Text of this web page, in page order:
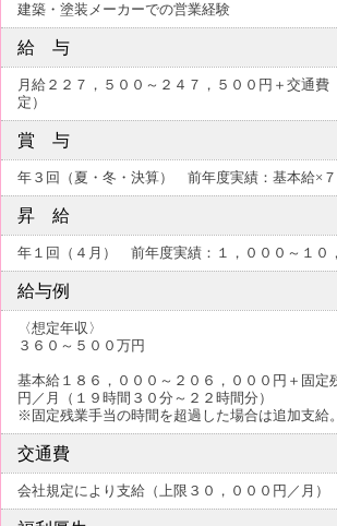
建築・塗装メーカーでの営業経験
給 与
月給２２７，５００～２４７，５００円＋交通費
定）
賞 与
年３回（夏・冬・決算） 前年度実績：基本給×７
昇 給
年１回（４月） 前年度実績：１，０００～１０
給与例
〈想定年収〉
３６０～５００万円
基本給１８６，０００～２０６，０００円＋固定
円／月（１９時間３０分～２２時間分）
※固定残業手当の時間を超過した場合は追加支給。
交通費
会社規定により支給（上限３０，０００円／月）